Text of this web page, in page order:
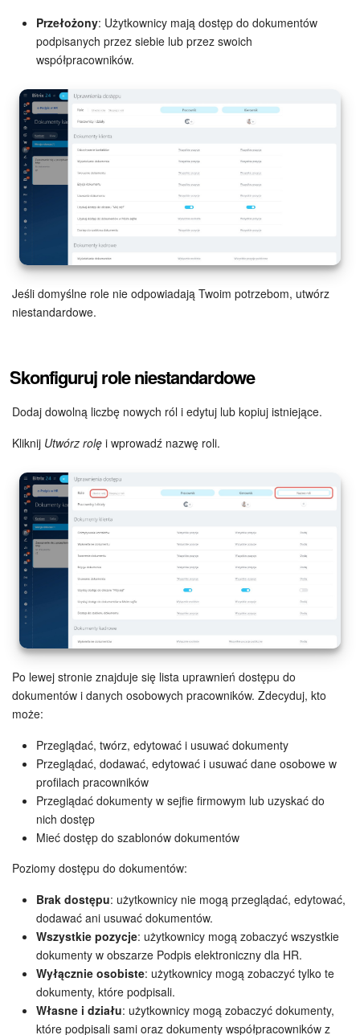
Centrum Kontaktowe
Analityka CRM
Baza Wiedzy
CRM + Sklep internetowy
Wsparcie Bitrix24
AI CoPilot
Bitrix24 On-premise
e-Podpis
Telefonia
Kreator BI
Workflow
Centrum Sprzedaży
Kwestie ogólne
Collaby
Rezerwacja online
LOGOWANIE
Przełożony: Użytkownicy mają dostęp do dokumentów
podpisanych przez siebie lub przez swoich
współpracowników.
Jeśli domyślne role nie odpowiadają Twoim potrzebom, utwórz
niestandardowe.
Skonfiguruj role niestandardowe
Dodaj dowolną liczbę nowych ról i edytuj lub kopiuj istniejące.
Kliknij Utwórz rolę i wprowadź nazwę roli.
Po lewej stronie znajduje się lista uprawnień dostępu do
dokumentów i danych osobowych pracowników. Zdecyduj, kto
może:
Przeglądać, twórz, edytować i usuwać dokumenty
Przeglądać, dodawać, edytować i usuwać dane osobowe w
profilach pracowników
Przeglądać dokumenty w sejfie firmowym lub uzyskać do
nich dostęp
Mieć dostęp do szablonów dokumentów
Poziomy dostępu do dokumentów:
Brak dostępu: użytkownicy nie mogą przeglądać, edytować,
dodawać ani usuwać dokumentów.
Wszystkie pozycje: użytkownicy mogą zobaczyć wszystkie
dokumenty w obszarze Podpis elektroniczny dla HR.
Wyłącznie osobiste: użytkownicy mogą zobaczyć tylko te
dokumenty, które podpisali.
Własne i działu: użytkownicy mogą zobaczyć dokumenty,
które podpisali sami oraz dokumenty współpracowników z